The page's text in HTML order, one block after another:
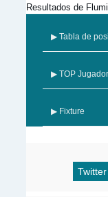
Resultados de
▶ Tabla de
▶ TOP
▶ Fixture
Twitter